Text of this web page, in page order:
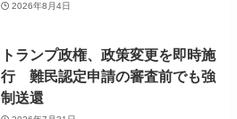
2026年8月4日
トランプ政権、政策変更を即時施
行 難民認定申請の審査前でも強
制送還